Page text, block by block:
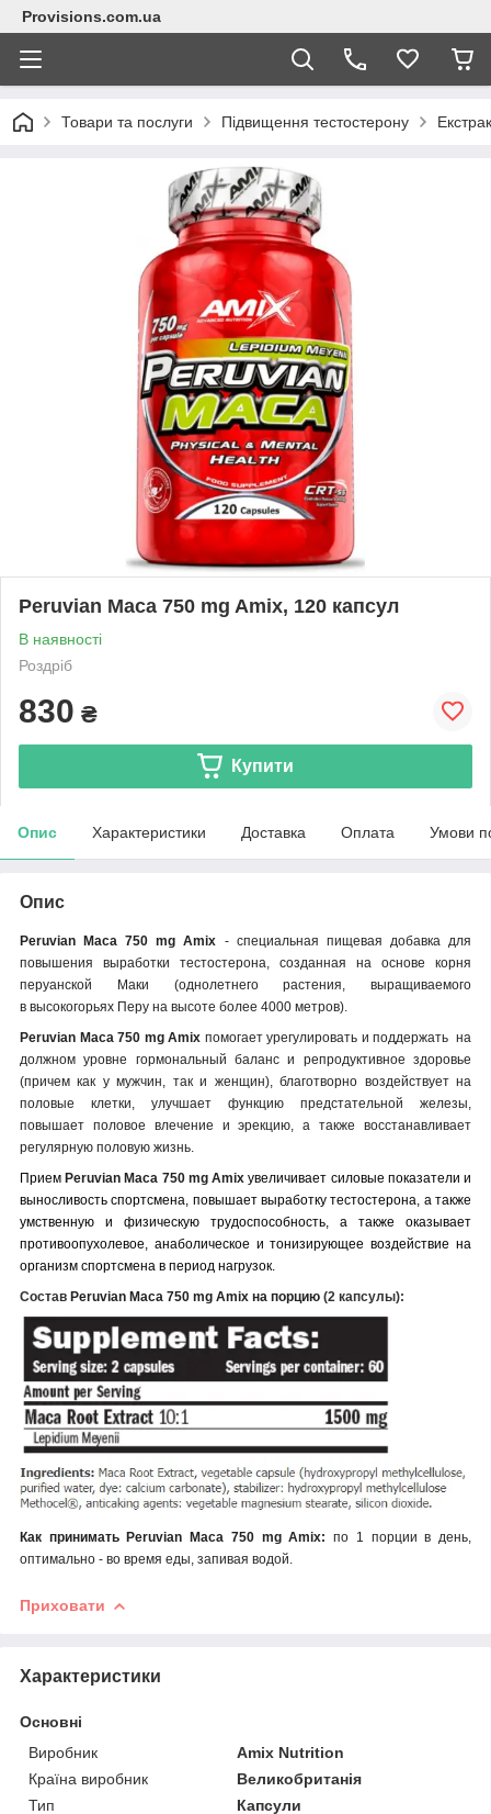
Provisions.com.ua
Товари та послуги Підвищення тестостерону
Peruvian Maca 750 mg Amix, 120 капсул
В наявності
Роздріб
830 ₴
Купити
Опис Характеристики Доставка Оплата Умови
Опис
Peruvian Maca 750 mg Amix - специальная пищевая добавка для
повышения выработки тестостерона, созданная на основе корня
перуанской Маки (однолетнего растения, выращиваемого
в высокогорьях Перу на высоте более 4000 метров).
Peruvian Maca 750 mg Amix помогает урегулировать и поддержать на
должном уровне гормональный баланс и репродуктивное здоровье
(причем как у мужчин, так и женщин), благотворно воздействует на
половые клетки, улучшает функцию предстательной железы,
повышает половое влечение и эрекцию, а также восстанавливает
регулярную половую жизнь.
ПриемPeruvian Maca 750 mg Amix увеличивает силовые показатели и
выносливость спортсмена, повышает выработку тестостерона, а также
умственную и физическую трудоспособность, а также оказывает
противоопухолевое, анаболическое и тонизирующее воздействие на
организм спортсмена в период нагрузок.
Состав Peruvian Maca 750 mg Amix на порцию (2 капсулы):
Как принимать Peruvian Maca 750 mg Amix:по 1 порции в день,
оптимально - во время еды, запивая водой.
Приховати
Характеристики
Основні
Виробник
Amix Nutrition
Країна виробник
Великобританія
Тип
Капсули